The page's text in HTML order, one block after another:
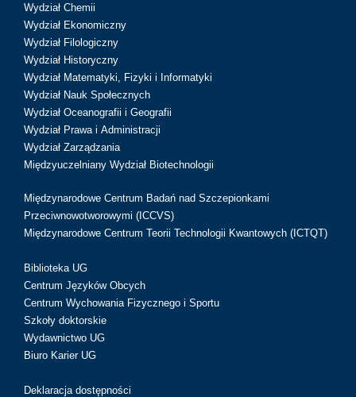
Wydział Chemii
Wydział Ekonomiczny
Wydział Filologiczny
Wydział Historyczny
Wydział Matematyki, Fizyki i Informatyki
Wydział Nauk Społecznych
Wydział Oceanografii i Geografii
Wydział Prawa i Administracji
Wydział Zarządzania
Międzyuczelniany Wydział Biotechnologii
Międzynarodowe Centrum Badań nad Szczepionkami
Przeciwnowotworowymi (ICCVS)
Międzynarodowe Centrum Teorii Technologii Kwantowych (ICTQT)
Biblioteka UG
Centrum Języków Obcych
Centrum Wychowania Fizycznego i Sportu
Szkoły doktorskie
Wydawnictwo UG
Biuro Karier UG
Deklaracja dostępności